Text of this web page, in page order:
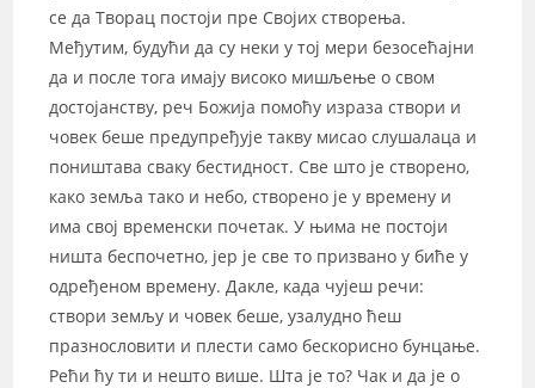
се да Творац постоји пре Својих створења.
Међутим, будући да су неки у тој мери безосећајни
да и после тога имају високо мишљење о свом
достојанству, реч Божија помоћу израза створи и
човек беше предупређује такву мисао слушалаца и
поништава сваку бестидност. Све што је створено,
како земља тако и небо, створено је у времену и
има свој временски почетак. У њима не постоји
ништа беспочетно, јер је све то призвано у биће у
одређеном времену. Дакле, када чујеш речи:
створи земљу и човек беше, узалудно ћеш
празнословити и плести само бескорисно бунцање.
Рећи ћу ти и нешто више. Шта је то? Чак и да је о